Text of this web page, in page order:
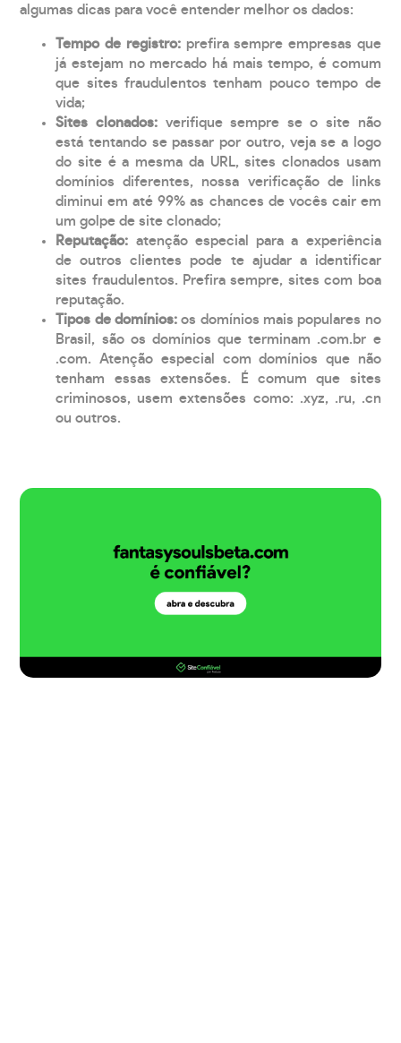
algumas dicas para você entender melhor os dados:
Tempo de registro: prefira sempre empresas que
já estejam no mercado há mais tempo, é comum
que sites fraudulentos tenham pouco tempo de
vida;
Sites clonados: verifique sempre se o site não
está tentando se passar por outro, veja se a logo
do site é a mesma da URL, sites clonados usam
domínios diferentes, nossa verificação de links
diminui em até 99% as chances de vocês cair em
um golpe de site clonado;
Reputação: atenção especial para a experiência
de outros clientes pode te ajudar a identificar
sites fraudulentos. Prefira sempre, sites com boa
reputação.
Tipos de domínios:os domínios mais populares no
Brasil, são os domínios que terminam .com.br e
.com. Atenção especial com domínios que não
tenham essas extensões. É comum que sites
criminosos, usem extensões como: .xyz, .ru, .cn
ou outros.